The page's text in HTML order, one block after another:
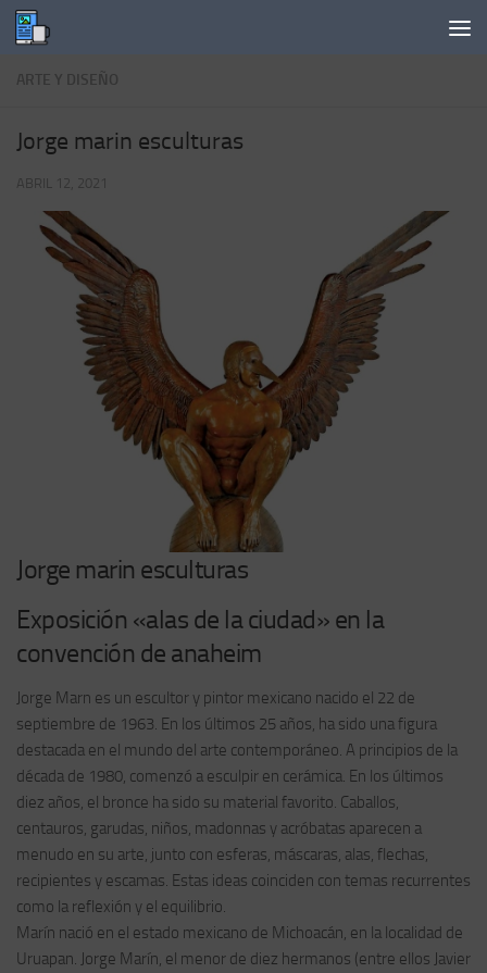
Saltar al contenido
ARTE Y DISEÑO
Jorge marin esculturas
ABRIL 12, 2021
Jorge marin esculturas
Exposición «alas de la ciudad» en la
convención de anaheim
Jorge Marn es un escultor y pintor mexicano nacido el 22 de
septiembre de 1963. En los últimos 25 años, ha sido una figura
destacada en el mundo del arte contemporáneo. A principios de la
década de 1980, comenzó a esculpir en cerámica. En los últimos
diez años, el bronce ha sido su material favorito. Caballos,
centauros, garudas, niños, madonnas y acróbatas aparecen a
menudo en su arte, junto con esferas, máscaras, alas, flechas,
recipientes y escamas. Estas ideas coinciden con temas recurrentes
como la reflexión y el equilibrio.
Marín nació en el estado mexicano de Michoacán, en la localidad de
Uruapan. Jorge Marín, el menor de diez hermanos (entre ellos Javier